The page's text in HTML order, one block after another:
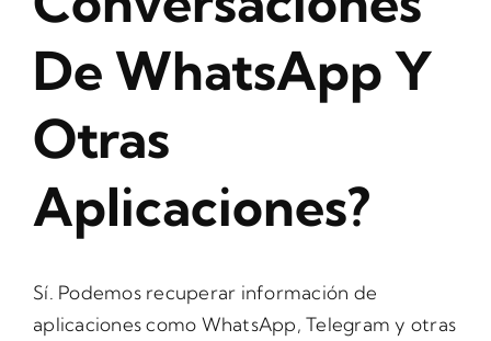
De WhatsApp Y
Otras
Aplicaciones?
Sí. Podemos recuperar información de
aplicaciones como WhatsApp, Telegram y otras